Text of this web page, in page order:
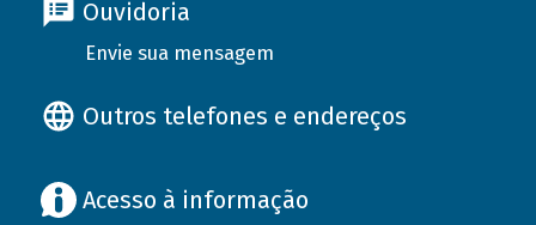
Ouvidoria
Envie sua mensagem
Outros telefones e endereços
Acesso à informação